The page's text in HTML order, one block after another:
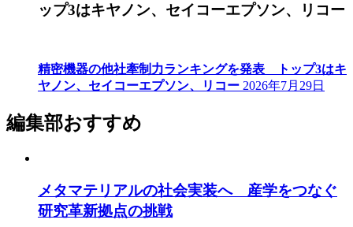
ップ3はキヤノン、セイコーエプソン、リコー
精密機器の他社牽制力ランキングを発表 トップ3はキ
ヤノン、セイコーエプソン、リコー 2026年7月29日
編集部おすすめ
メタマテリアルの社会実装へ 産学をつなぐ
研究革新拠点の挑戦